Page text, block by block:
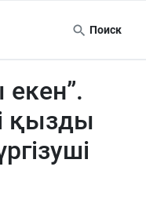
Поиск
қызды